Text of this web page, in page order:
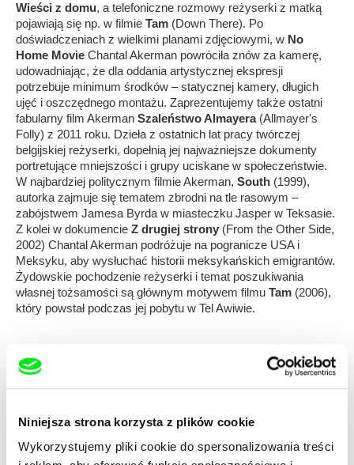
Niniejsza strona korzysta z plików cookie
Wykorzystujemy pliki cookie do spersonalizowania treści
Wieści z domu, a telefoniczne rozmowy reżyserki z matką
pojawiają się np. w filmie Tam (Down There). Po
doświadczeniach z wielkimi planami zdjęciowymi, w No
Home Movie Chantal Akerman powróciła znów za kamerę,
udowadniając, że dla oddania artystycznej ekspresji
potrzebuje minimum środków – statycznej kamery, długich
ujęć i oszczędnego montażu. Zaprezentujemy także ostatni
fabularny film Akerman Szaleństwo Almayera(Allmayer's
Folly) z 2011 roku. Dzieła z ostatnich lat pracy twórczej
belgijskiej reżyserki, dopełnią jej najważniejsze dokumenty
portretujące mniejszości i grupy uciskane w społeczeństwie.
W najbardziej politycznym filmie Akerman, South (1999),
autorka zajmuje się tematem zbrodni na tle rasowym –
zabójstwem Jamesa Byrda w miasteczku Jasper w Teksasie.
Z kolei w dokumencie Z drugiej strony (From the Other Side,
2002) Chantal Akerman podróżuje na pogranicze USA i
Meksyku, aby wysłuchać historii meksykańskich emigrantów.
Żydowskie pochodzenie reżyserki i temat poszukiwania
własnej tożsamości są głównym motywem filmu Tam (2006),
który powstał podczas jej pobytu w Tel Awiwie.
Subskrybuj US $6.99 miesięcznie